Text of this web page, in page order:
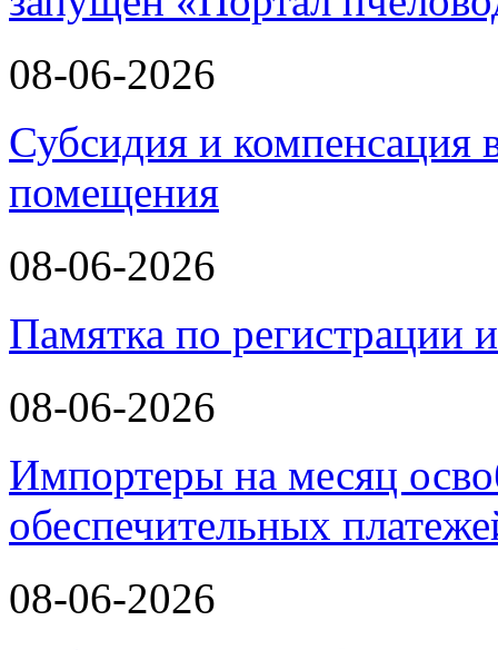
08-06-2026
Субсидия и компенсация
помещения
08-06-2026
Памятка по
08-06-2026
Импортеры на месяц
обеспечительных
08-06-2026